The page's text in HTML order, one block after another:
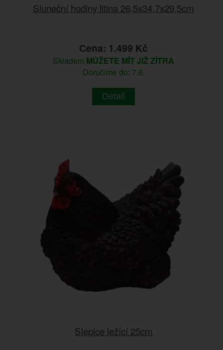
Sluneční hodiny litina 26,5x34,7x29,5cm
Cena: 1.499 Kč
Skladem MŮŽETE MÍT JIŽ ZÍTRA
Doručíme do: 7.8.
Detail
Slepice ležící 25cm